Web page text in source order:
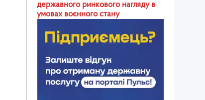
державного ринкового нагляду в
умовах воєнного стану